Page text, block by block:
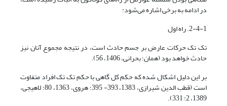
در ادامه به برخی اشاره می‌شود:
2-4-1. راه اول
تک تک حرکات عارض بر جسم حادث است، در نتیجه مجموع آنان نیز
حادث خواهد بود (همان؛ بحرانی، 1406، 56).
بر این دلیل اشکال شده که حکم کل گاهی با حکم تک تک افراد متفاوت
است (قطب الدین شیرازى، 1383، 393- 395؛ هروى، 1363، 80؛ لاهیجی،
1389، 2: 331).